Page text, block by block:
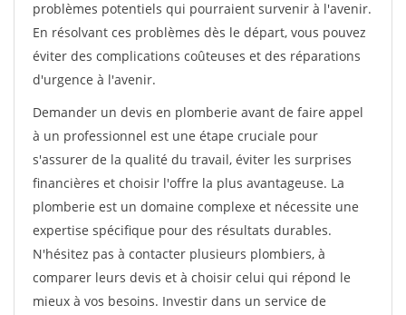
problèmes potentiels qui pourraient survenir à l'avenir.
En résolvant ces problèmes dès le départ, vous pouvez
éviter des complications coûteuses et des réparations
d'urgence à l'avenir.
Demander un devis en plomberie avant de faire appel
à un professionnel est une étape cruciale pour
s'assurer de la qualité du travail, éviter les surprises
financières et choisir l'offre la plus avantageuse. La
plomberie est un domaine complexe et nécessite une
expertise spécifique pour des résultats durables.
N'hésitez pas à contacter plusieurs plombiers, à
comparer leurs devis et à choisir celui qui répond le
mieux à vos besoins. Investir dans un service de